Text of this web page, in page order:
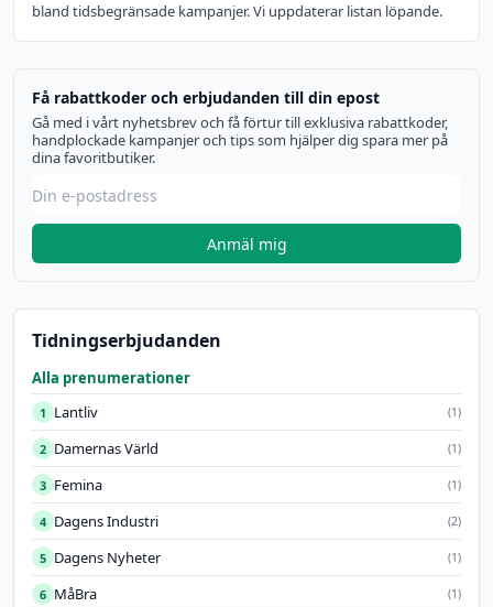
bland tidsbegränsade kampanjer. Vi uppdaterar listan löpande.
Få rabattkoder och erbjudanden till din epost
Gå med i vårt nyhetsbrev och få förtur till exklusiva rabattkoder,
handplockade kampanjer och tips som hjälper dig spara mer på
dina favoritbutiker.
Anmäl mig
Tidningserbjudanden
Alla prenumerationer
1 Lantliv (1)
2 Damernas Värld (1)
3 Femina (1)
4 Dagens Industri (2)
5 Dagens Nyheter (1)
6 MåBra (1)